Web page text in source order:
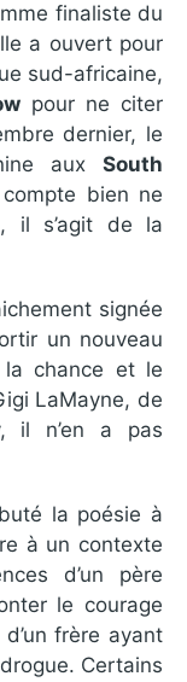
finaliste du
a ouvert pour
sud-africaine,
pour ne citer
dernier, le
aux South
bien ne
il s’agit de la
signée
un nouveau
chance et le
LaMayne, de
il n’en a pas
la poésie à
à un contexte
d’un père
le courage
frère ayant
Certains